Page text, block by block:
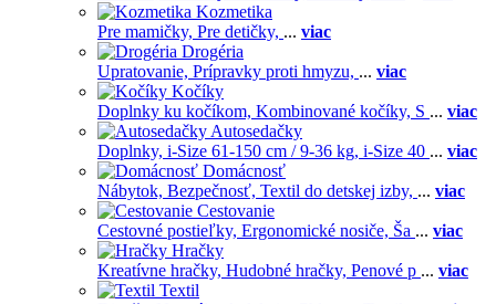
Kozmetika
Pre mamičky, Pre detičky, ... viac
Drogéria
Upratovanie, Prípravky proti hmyzu, ... viac
Kočíky
Doplnky ku kočíkom, Kombinované kočíky, S ... viac
Autosedačky
Doplnky, i-Size 61-150 cm / 9-36 kg, i-Size 40 ... viac
Domácnosť
Nábytok, Bezpečnosť, Textil do detskej izby, ... viac
Cestovanie
Cestovné postieľky, Ergonomické nosiče, Ša ... viac
Hračky
Kreatívne hračky, Hudobné hračky, Penové p ... viac
Textil